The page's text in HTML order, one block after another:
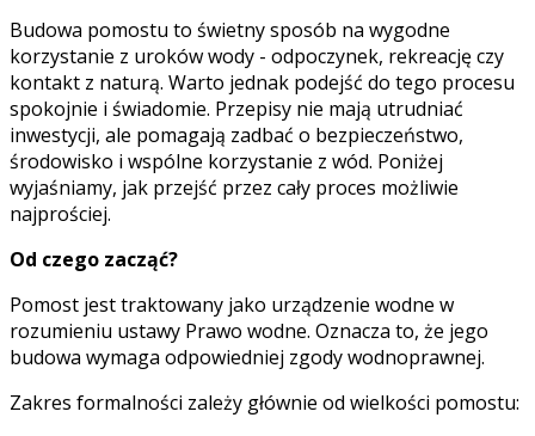
Budowa pomostu to świetny sposób na wygodne
korzystanie z uroków wody - odpoczynek, rekreację czy
kontakt z naturą. Warto jednak podejść do tego procesu
spokojnie i świadomie. Przepisy nie mają utrudniać
inwestycji, ale pomagają zadbać o bezpieczeństwo,
środowisko i wspólne korzystanie z wód. Poniżej
wyjaśniamy, jak przejść przez cały proces możliwie
najprościej.
Od czego zacząć?
Pomost jest traktowany jako urządzenie wodne w
rozumieniu ustawy Prawo wodne. Oznacza to, że jego
budowa wymaga odpowiedniej zgody wodnoprawnej.
Zakres formalności zależy głównie od wielkości pomostu: